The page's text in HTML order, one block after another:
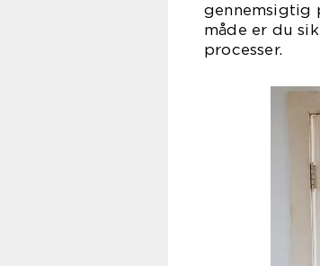
gennemsigtig
måde er du